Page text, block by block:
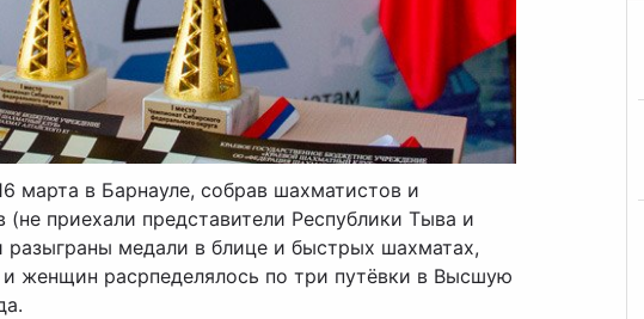
марта в Барнауле, собрав шахматистов и
приехали представители Республики Тыва и
разыграны медали в блице и быстрых шахматах,
и женщин расрпеделялось по три путёвки в Высшую